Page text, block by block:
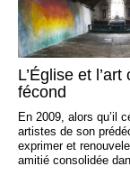
L’Église et
fécond
En 2009, alors qu’il
artistes de son
exprimer et
amitié consolidée